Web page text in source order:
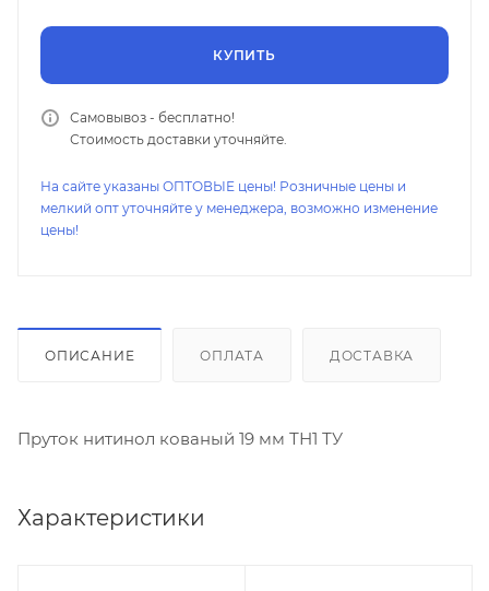
КУПИТЬ
Самовывоз - бесплатно!
Стоимость доставки уточняйте.
На сайте указаны ОПТОВЫЕ цены! Розничные цены и
мелкий опт уточняйте у менеджера, возможно изменение
цены!
ОПИСАНИЕ ОПЛАТА ДОСТАВКА
Пруток нитинол кованый 19 мм ТН1 ТУ
Характеристики